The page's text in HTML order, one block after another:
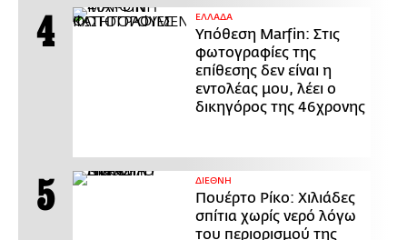
ΕΛΛΑΔΑ
Υπόθεση Marfin: Στις
φωτογραφίες της
επίθεσης δεν είναι η
εντολέας μου, λέει ο
δικηγόρος της 46χρονης
ΔΙΕΘΝΗ
Πουέρτο Ρίκο: Χιλιάδες
σπίτια χωρίς νερό λόγω
του περιορισμού της